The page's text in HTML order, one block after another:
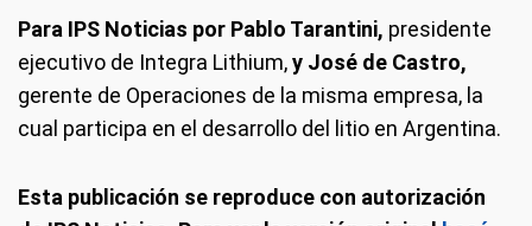
Para IPS Noticias por Pablo Tarantini, presidente
ejecutivo de Integra Lithium,y José de Castro,
gerente de Operaciones de la misma empresa, la
cual participa en el desarrollo del litio en Argentina.
Esta publicación se reproduce con autorización